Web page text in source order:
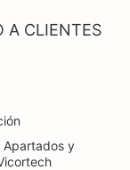
A CLIENTES
Apartados y